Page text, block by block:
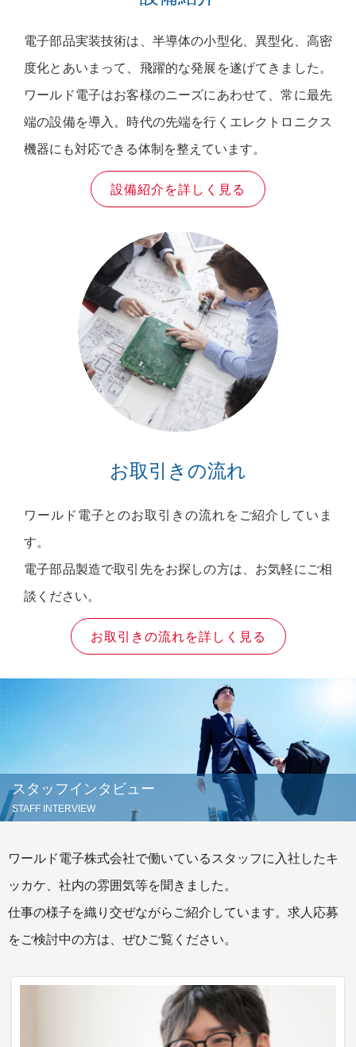
電子部品実装技術は、半導体の小型化、異型化、高密
度化とあいまって、飛躍的な発展を遂げてきました。
ワールド電子はお客様のニーズにあわせて、常に最先
端の設備を導入。時代の先端を行くエレクトロニクス
機器にも対応できる体制を整えています。
設備紹介を詳しく見る
お取引きの流れ
ワールド電子とのお取引きの流れをご紹介していま
す。
電子部品製造で取引先をお探しの方は、お気軽にご相
談ください。
お取引きの流れを詳しく見る
スタッフインタビュー
STAFF INTERVIEW
ワールド電子株式会社で働いているスタッフに入社したキ
ッカケ、社内の雰囲気等を聞きました。
仕事の様子を織り交ぜながらご紹介しています。求人応募
をご検討中の方は、ぜひご覧ください。